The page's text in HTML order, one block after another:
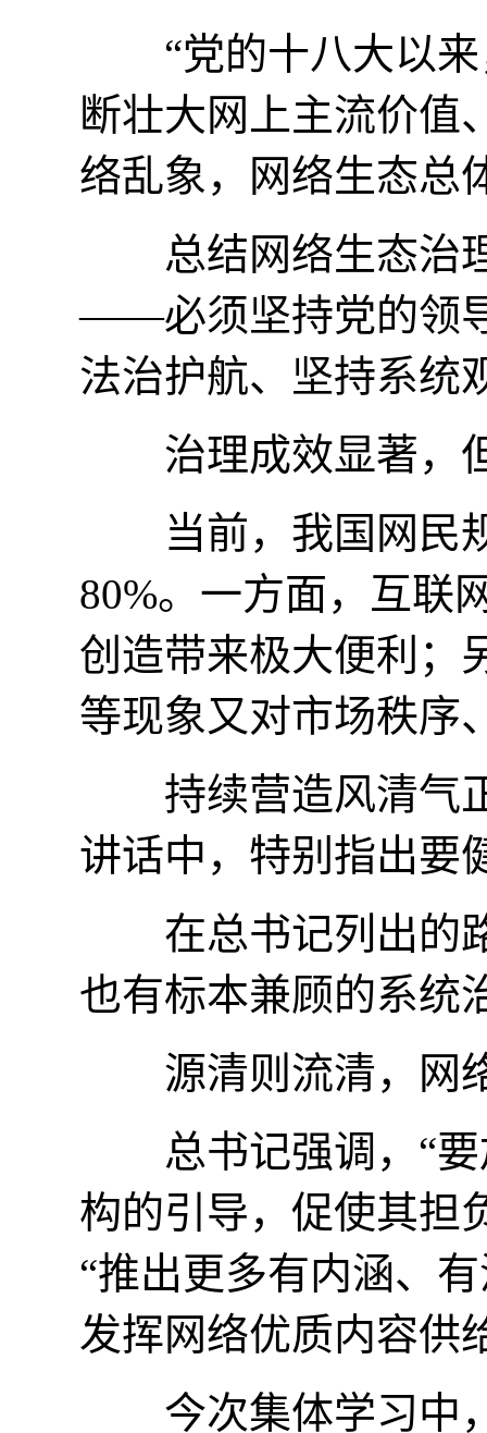
“党的十八大以来
断壮大网上主流价值
络乱象，网络生态总
总结网络生态治理
——必须坚持党的领
法治护航、坚持系统
治理成效显著，
当前，我国网民规
80%。一方面，互联
创造带来极大便利；
等现象又对市场秩序
持续营造风清气正
讲话中，特别指出要
在总书记列出的路
也有标本兼顾的系统
源清则流清，网络
总书记强调，“要
构的引导，促使其担
“推出更多有内涵、
发挥网络优质内容供
今次集体学习中，